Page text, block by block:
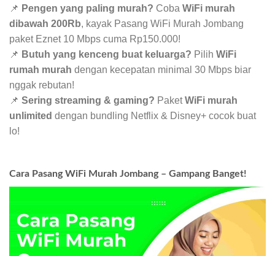
📌 Pengen yang paling murah? Coba WiFi murah
dibawah 200Rb, kayak Pasang WiFi Murah Jombang
paket Eznet 10 Mbps cuma Rp150.000!
📌 Butuh yang kenceng buat keluarga? Pilih WiFi
rumah murah dengan kecepatan minimal 30 Mbps biar
nggak rebutan!
📌 Sering streaming & gaming? PaketWiFi murah
unlimited dengan bundling Netflix & Disney+ cocok buat
lo!
Cara Pasang WiFi Murah Jombang – Gampang Banget!